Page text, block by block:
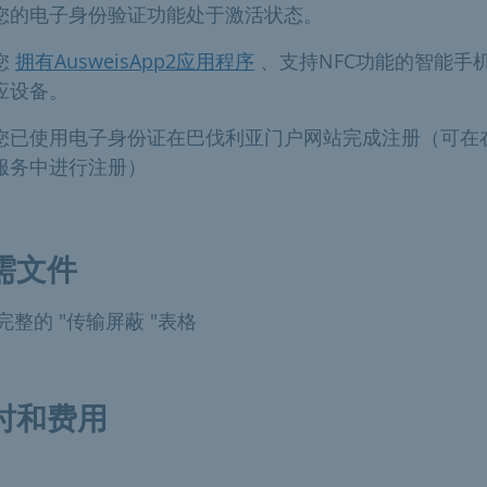
的电子身份验证功能处于激活状态。
拥有AusweisApp2应用程序 、支持NFC功能的智能手
设备。
已使用电子身份证在巴伐利亚门户网站完成注册（可在
务中进行注册）
文件
整的 "传输屏蔽 "表格
和费用